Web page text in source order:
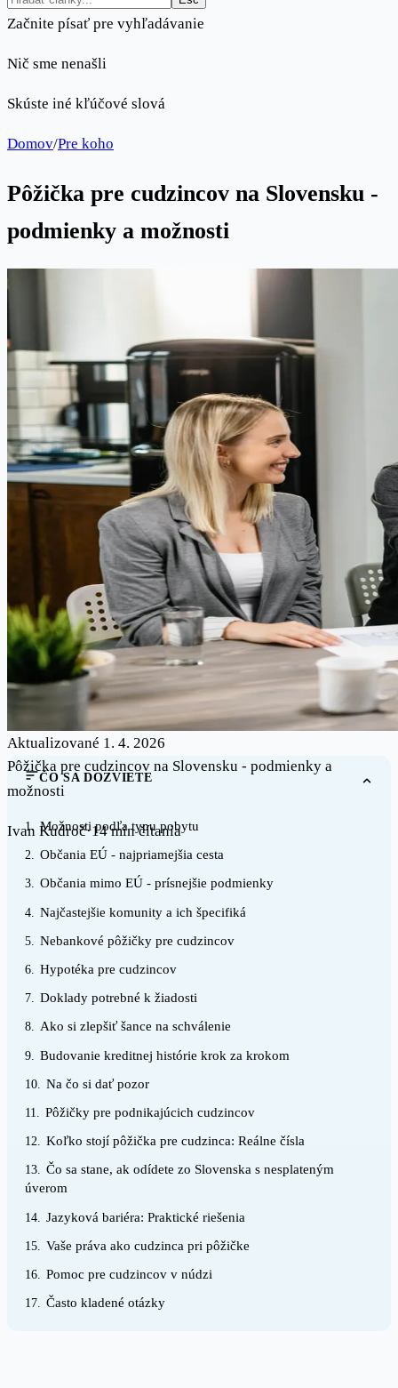
Začnite písať pre vyhľadávanie
Nič sme nenašli
Skúste iné kľúčové slová
Domov/Pre koho
Pôžička pre cudzincov na Slovensku -
podmienky a možnosti
Pôžička pre cudzincov na Slovensku - podmienky a
možnosti
Ivan Kudroč·14 min čítania
Aktualizované 1. 4. 2026
ČO SA DOZVIETE
1. Možnosti podľa typu pobytu
2. Občania EÚ - najpriamejšia cesta
3. Občania mimo EÚ - prísnejšie podmienky
4. Najčastejšie komunity a ich špecifiká
5. Nebankové pôžičky pre cudzincov
6. Hypotéka pre cudzincov
7. Doklady potrebné k žiadosti
8. Ako si zlepšiť šance na schválenie
9. Budovanie kreditnej histórie krok za krokom
10. Na čo si dať pozor
11. Pôžičky pre podnikajúcich cudzincov
12. Koľko stojí pôžička pre cudzinca: Reálne čísla
13. Čo sa stane, ak odídete zo Slovenska s nesplateným
úverom
14. Jazyková bariéra: Praktické riešenia
15. Vaše práva ako cudzinca pri pôžičke
16. Pomoc pre cudzincov v núdzi
17. Často kladené otázky